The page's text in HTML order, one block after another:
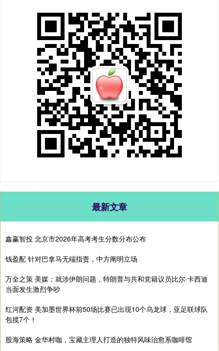
最新文章
鑫赢智投 北京市2026年高考考生分数分布公布
钱盈配 针对巴拿马无端指责，中方阐明立场
万全之策 美媒：就涉伊朗问题，特朗普与共和党籍议员比尔·卡西迪
当面发生激烈争吵
红河配资 美加墨世界杯前50场比赛已出现10个乌龙球，亚足联球队
包揽7个！
股海策略 金华村咖，宝藏主理人打造的独特风味治愈系咖啡馆